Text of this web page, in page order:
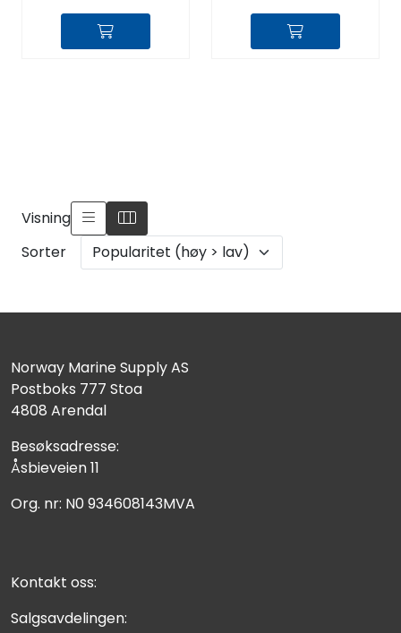
Visning
Sorter
Norway Marine Supply AS
Postboks 777 Stoa
4808 Arendal
Besøksadresse:
Åsbieveien 11
Org. nr: N0 934608143MVA
Kontakt oss:
Salgsavdelingen: